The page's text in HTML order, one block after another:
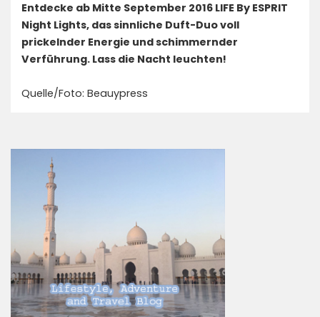
Entdecke ab Mitte September 2016 LIFE By ESPRIT
Night Lights, das sinnliche Duft-Duo voll
prickelnder Energie und schimmernder
Verführung. Lass die Nacht leuchten!
Quelle/Foto: Beauypress